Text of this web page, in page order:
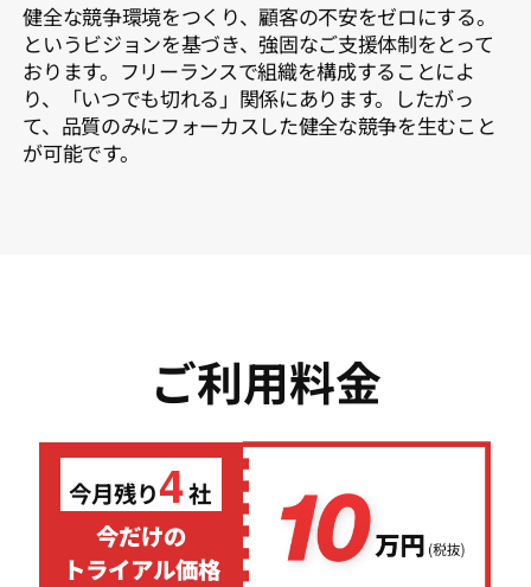
健全な競争環境をつくり、顧客の不安をゼロにする。
というビジョンを基づき、強固なご支援体制をとって
おります。フリーランスで組織を構成することによ
り、「いつでも切れる」関係にあります。したがっ
て、品質のみにフォーカスした健全な競争を生むこと
が可能です。
ご利用料金
今月残り4社
今だけの
トライアル価格